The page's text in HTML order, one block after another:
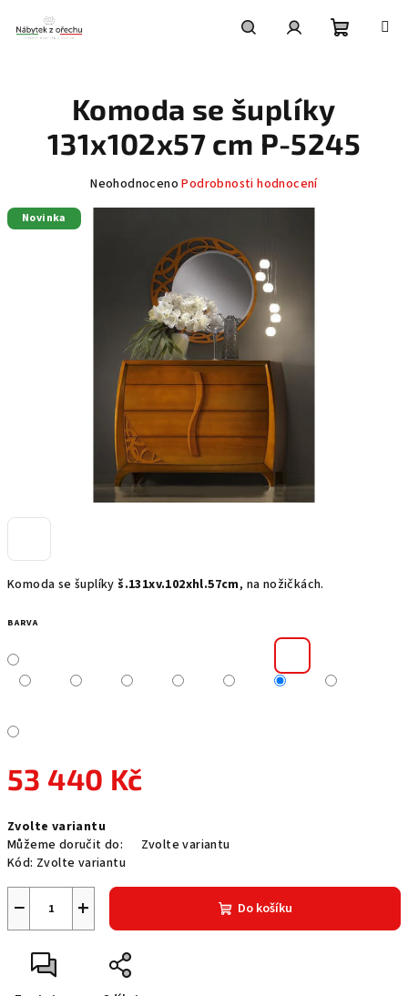
obsah
Komoda se šuplíkyš.131xv.102xhl.57cm, na nožičkách.
BARVA
53 440 Kč
cena:
Zvolte variantu
Můžeme doručit do:
Zvolte variantu
Kód: Zvolte variantu
+
− Do košíku
Komoda se šuplíky
131x102x57 cm P-5245
Průměrné
hvězdiček.
Neohodnoceno Podrobnosti hodnocení
Novinka